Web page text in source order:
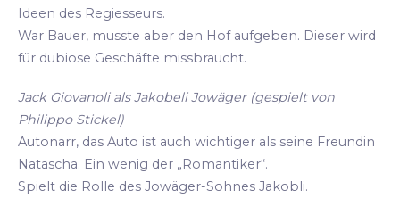
Ideen des Regiesseurs.
War Bauer, musste aber den Hof aufgeben. Dieser wird
für dubiose Geschäfte missbraucht.
Jack Giovanoli als Jakobeli Jowäger (gespielt von
Philippo Stickel)
Autonarr, das Auto ist auch wichtiger als seine Freundin
Natascha. Ein wenig der „Romantiker“.
Spielt die Rolle des Jowäger-Sohnes Jakobli.